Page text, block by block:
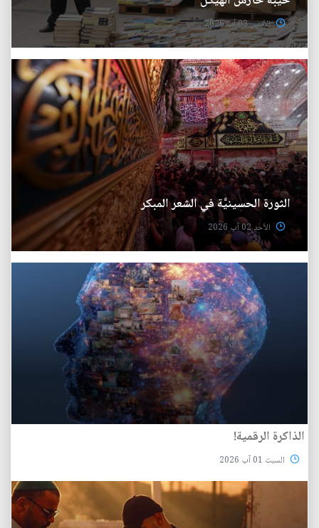
الأثنين 03 آب 2026
الثورة الحسينيَّة في الشعر المبكر
الأحد 02 آب 2026
الذاكرة الرقمية!
السبت 01 آب 2026